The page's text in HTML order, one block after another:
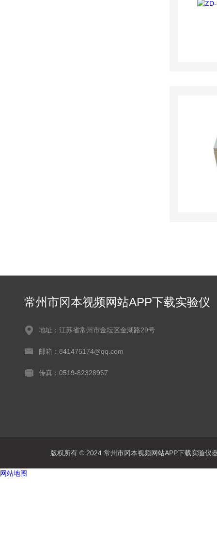
常州市冈本视频网站APP下载实验仪
地址：江苏省常州市金坛区金湖路29号
邮箱：841475174@qq.com
传真：0519-82328967
版权所有 © 2024 常州市冈本视频网站APP下载实验
网站地图